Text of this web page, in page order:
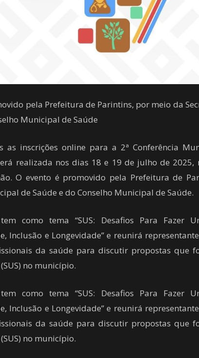
pela Prefeitura de Parintins, por meio da
Municipal de Saúde
as inscrições online para a 2ª Conferência
realizada nos dias 18 e 19 de julho de 2025,
O evento é promovido pela Prefeitura de
de Saúde e do Conselho Municipal de Saúde.
como tema “SUS: Desafios Para Fazer
Inclusão e Longevidade” e reunirá
da saúde para discutir propostas que
no município.
como tema “SUS: Desafios Para Fazer
Inclusão e Longevidade” e reunirá
da saúde para discutir propostas que
no município.